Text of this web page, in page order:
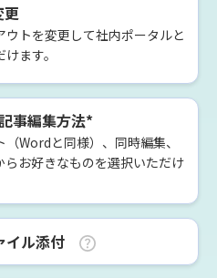
更
トを変更して社内ポータルと
ます。
事編集方法*
（Wordと同様）、同時編集、
らお好きなものを選択いただけ
イル添付